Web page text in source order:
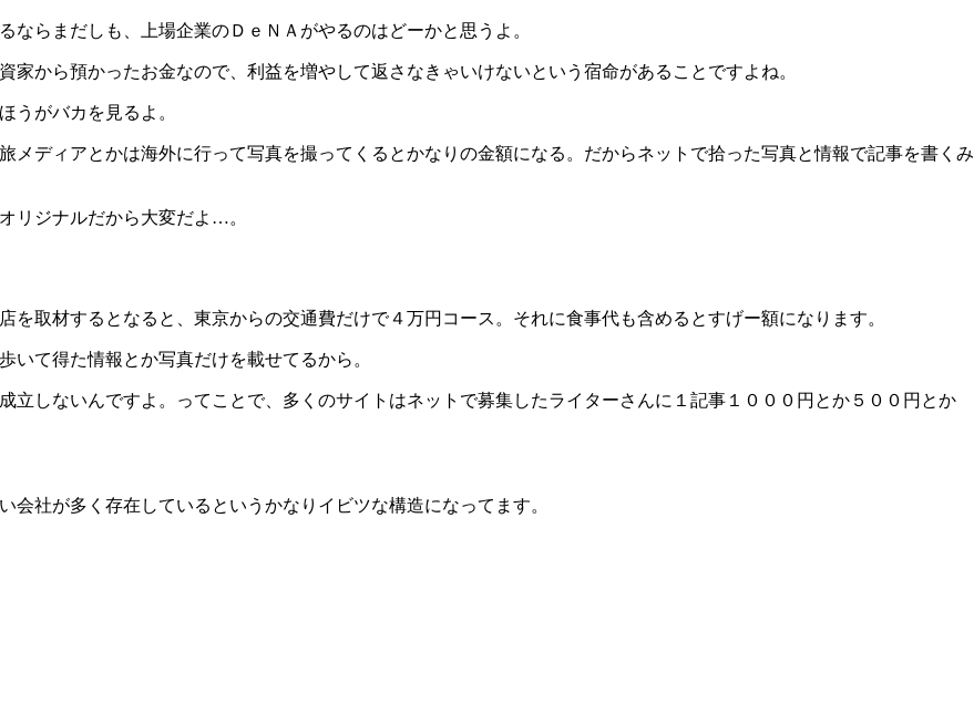
らまだしも、上場企業のＤｅＮＡがやるのはどーかと思うよ。
から預かったお金なので、利益を増やして返さなきゃいけないという宿命があることですよね。
うがバカを見るよ。
ディアとかは海外に行って写真を撮ってくるとかなりの金額になる。だからネットで拾った写真と情報で記事を書くみ
リジナルだから大変だよ…。
取材するとなると、東京からの交通費だけで４万円コース。それに食事代も含めるとすげー額になります。
て得た情報とか写真だけを載せてるから。
しないんですよ。ってことで、多くのサイトはネットで募集したライターさんに１記事１０００円とか５００円とか
社が多く存在しているというかなりイビツな構造になってます。